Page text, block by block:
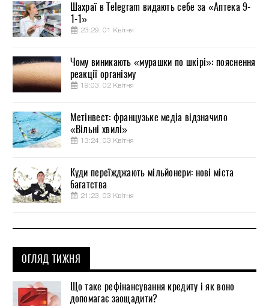
Шахраї в Telegram видають себе за «Аптека 9-
1-1»
23:29, 01 Квітня
Чому виникають «мурашки по шкірі»: пояснення
реакції організму
19:03, 02 Квітня
Метінвест: французьке медіа відзначило
«Вільні хвилі»
13:24, 03 Квітня
Куди переїжджають мільйонери: нові міста
багатства
21:23, 03 Квітня
ОГЛЯД ТИЖНЯ
Що таке рефінансування кредиту і як воно
допомагає заощадити?